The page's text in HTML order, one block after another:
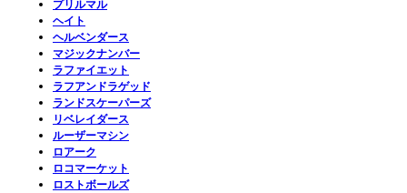
プリルマル
ヘイト
ヘルベンダース
マジックナンバー
ラファイエット
ラフアンドラゲッド
ランドスケーパーズ
リベレイダース
ルーザーマシン
ロアーク
ロコマーケット
ロストボールズ